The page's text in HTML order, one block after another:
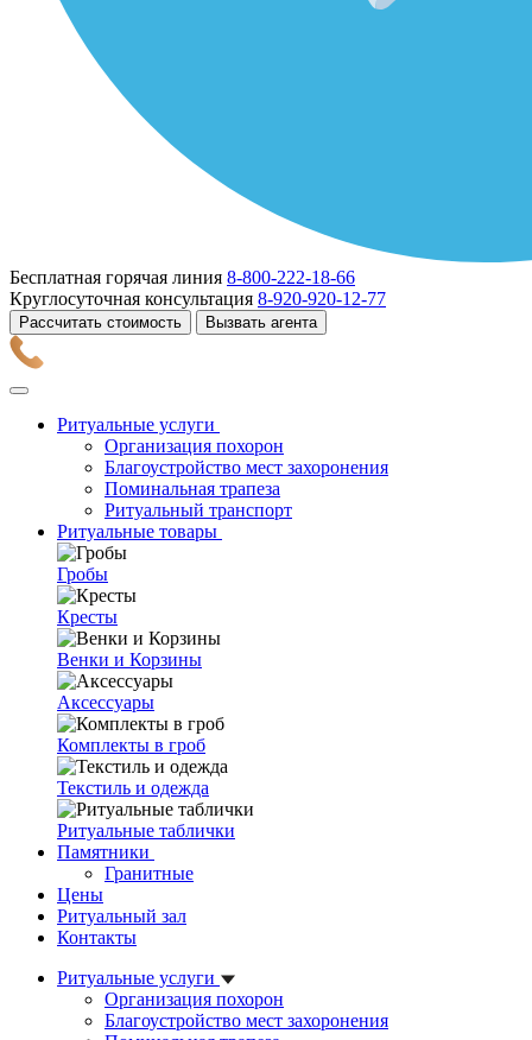
Бесплатная горячая линия 8-800-222-18-66
Круглосуточная консультация 8-920-920-12-77
Рассчитать стоимость Вызвать агента
Ритуальные услуги
Организация похорон
Благоустройство мест захоронения
Поминальная трапеза
Ритуальный транспорт
Ритуальные товары
Гробы
Кресты
Венки и Корзины
Аксессуары
Комплекты в гроб
Текстиль и одежда
Ритуальные таблички
Памятники
Гранитные
Цены
Ритуальный зал
Контакты
Ритуальные услуги
Организация похорон
Благоустройство мест захоронения